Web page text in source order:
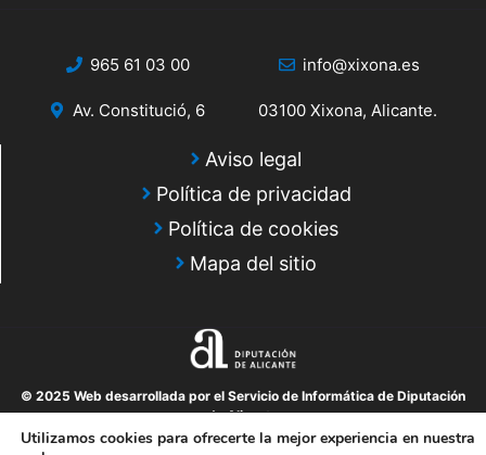
965 61 03 00 info@xixona.es
Av. Constitució, 6 03100 Xixona, Alicante.
Aviso legal
Política de privacidad
Política de cookies
Mapa del sitio
© 2025 Web desarrollada por el Servicio de Informática de Diputación
de Alicante
Utilizamos cookies para ofrecerte la mejor experiencia en nuestra